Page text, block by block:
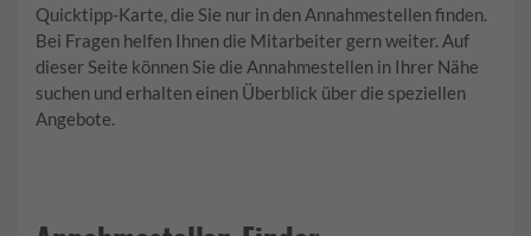
Quicktipp-Karte, die Sie nur in den Annahmestellen finden.
Bei Fragen helfen Ihnen die Mitarbeiter gern weiter. Auf
dieser Seite können Sie die Annahmestellen in Ihrer Nähe
suchen und erhalten einen Überblick über die speziellen
Angebote.